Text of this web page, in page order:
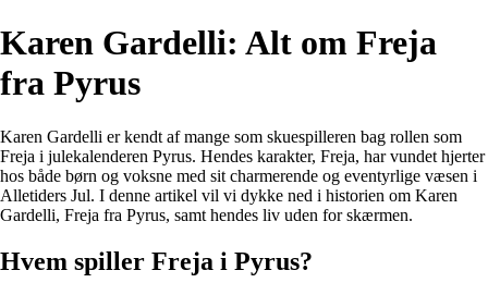
Karen Gardelli: Alt om Freja
fra Pyrus
Karen Gardelli er kendt af mange som skuespilleren bag rollen som
Freja i julekalenderen Pyrus. Hendes karakter, Freja, har vundet hjerter
hos både børn og voksne med sit charmerende og eventyrlige væsen i
Alletiders Jul. I denne artikel vil vi dykke ned i historien om Karen
Gardelli, Freja fra Pyrus, samt hendes liv uden for skærmen.
Hvem spiller Freja i Pyrus?